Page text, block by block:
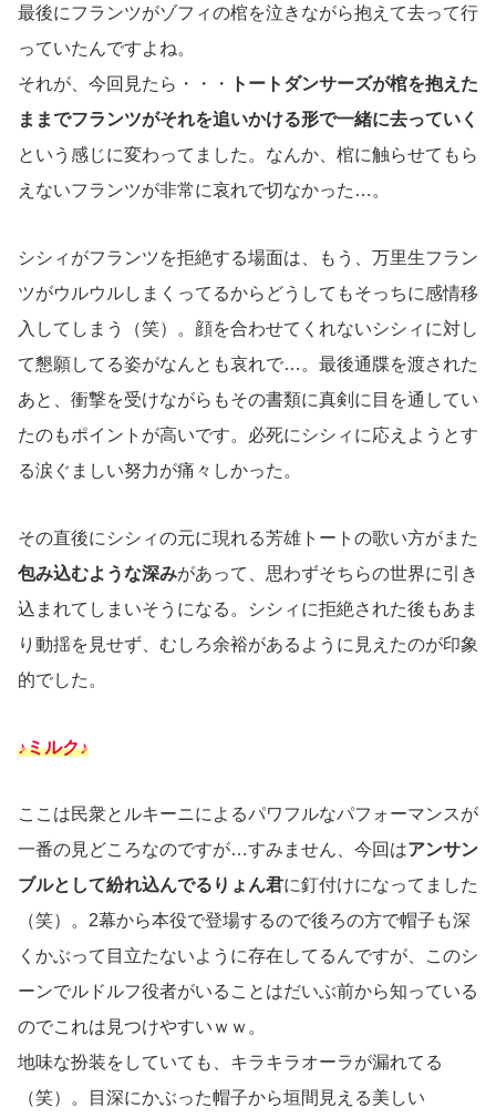
最後にフランツがゾフィの棺を泣きながら抱えて去って行
っていたんですよね。
それが、今回見たら・・・
トートダンサーズが棺を抱えた
ままでフランツがそれを追いかける形で一緒に去っていく
という感じに変わってました。なんか、棺に触らせてもら
えないフランツが非常に哀れで切なかった…。
シシィがフランツを拒絶する場面は、もう、万里生フラン
ツがウルウルしまくってるからどうしてもそっちに感情移
入してしまう（笑）。顔を合わせてくれないシシィに対し
て懇願してる姿がなんとも哀れで…。最後通牒を渡された
あと、衝撃を受けながらもその書類に真剣に目を通してい
たのもポイントが高いです。必死にシシィに応えようとす
る涙ぐましい努力が痛々しかった。
その直後にシシィの元に現れる芳雄トートの歌い方がまた
包み込むような深みがあって、思わずそちらの世界に引き
込まれてしまいそうになる。シシィに拒絶された後もあま
り動揺を見せず、むしろ余裕があるように見えたのが印象
的でした。
♪ミルク♪
ここは民衆とルキーニによるパワフルなパフォーマンスが
一番の見どころなのですが…すみません、今回はアンサン
ブルとして紛れ込んでるりょん君に釘付けになってました
（笑）。2幕から本役で登場するので後ろの方で帽子も深
くかぶって目立たないように存在してるんですが、このシ
ーンでルドルフ役者がいることはだいぶ前から知っている
のでこれは見つけやすいｗｗ。
地味な扮装をしていても、キラキラオーラが漏れてる
（笑）。目深にかぶった帽子から垣間見える美しい